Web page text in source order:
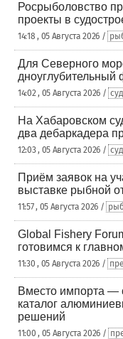
Росрыболовство
проекты в
14:18 , 05 Августа 2026 /
Для Северного
дноуглубительный
14:02 , 05 Августа 2026 /
На Хабаровском
два дебаркадера
12:03 , 05 Августа 2026 /
Приём заявок на
выставке рыбной
11:57 , 05 Августа 2026 /
Global Fishery
готовимся к
11:30 , 05 Августа 2026 /
Вместо импорта —
каталог
решений
11:00 , 05 Августа 2026 /